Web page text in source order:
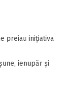
preiau iniţiativa
ienupăr şi